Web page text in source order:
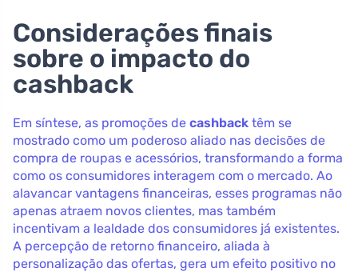
Considerações finais
sobre o impacto do
cashback
Em síntese, as promoções de cashback têm se
mostrado como um poderoso aliado nas decisões de
compra de roupas e acessórios, transformando a forma
como os consumidores interagem com o mercado. Ao
alavancar vantagens financeiras, esses programas não
apenas atraem novos clientes, mas também
incentivam a lealdade dos consumidores já existentes.
A percepção de retorno financeiro, aliada à
personalização das ofertas, gera um efeito positivo no